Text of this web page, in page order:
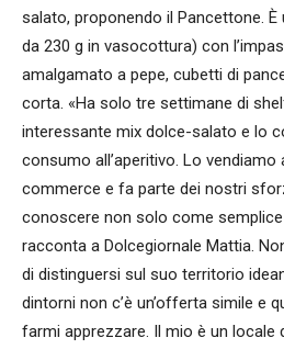
salato, proponendo il Pancettone.
da 230 g in vasocottura) con
amalgamato a pepe, cubetti di
corta. «Ha solo tre settimane di
interessante mix dolce-salato e lo
consumo all’aperitivo. Lo vendiamo
commerce e fa parte dei nostri
conoscere non solo come
racconta a Dolcegiornale Mattia.
di distinguersi sul suo territorio
dintorni non c’è un’offerta simile e
farmi apprezzare. Il mio è un locale